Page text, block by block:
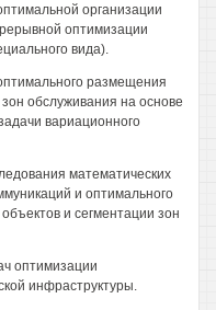
организации
оптимизации
вида).
размещения
обслуживания на основе
вариационного
математических
и оптимального
и сегментации зон
оптимизации
инфраструктуры.